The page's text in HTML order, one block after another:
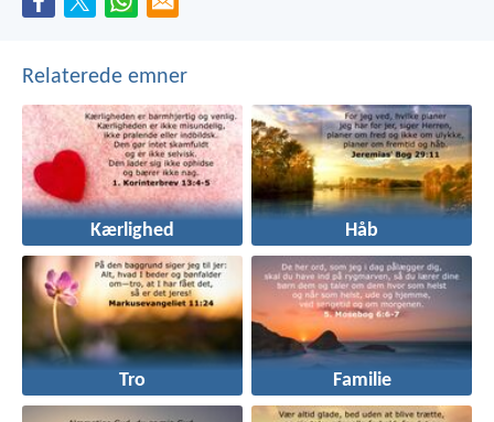
Relaterede emner
Kærlighed Håb
Tro Familie